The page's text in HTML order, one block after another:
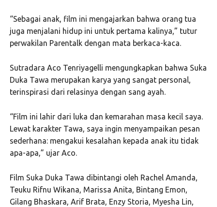
“Sebagai anak, film ini mengajarkan bahwa orang tua
juga menjalani hidup ini untuk pertama kalinya,” tutur
perwakilan Parentalk dengan mata berkaca-kaca.
Sutradara Aco Tenriyagelli mengungkapkan bahwa Suka
Duka Tawa merupakan karya yang sangat personal,
terinspirasi dari relasinya dengan sang ayah.
“Film ini lahir dari luka dan kemarahan masa kecil saya.
Lewat karakter Tawa, saya ingin menyampaikan pesan
sederhana: mengakui kesalahan kepada anak itu tidak
apa-apa,” ujar Aco.
Film Suka Duka Tawa dibintangi oleh Rachel Amanda,
Teuku Rifnu Wikana, Marissa Anita, Bintang Emon,
Gilang Bhaskara, Arif Brata, Enzy Storia, Myesha Lin,